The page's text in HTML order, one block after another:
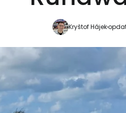
Kryštof Hájek